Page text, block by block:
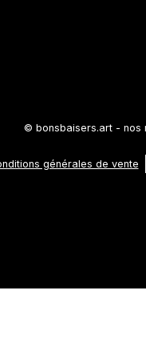
© bonsbaisers.art - nos
générales de vente